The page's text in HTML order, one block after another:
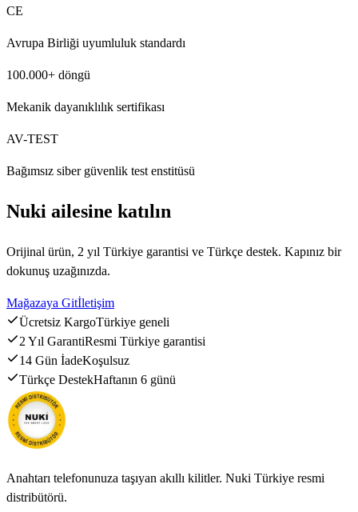
CE
Avrupa Birliği uyumluluk standardı
100.000+ döngü
Mekanik dayanıklılık sertifikası
AV-TEST
Bağımsız siber güvenlik test enstitüsü
Nuki ailesine katılın
Orijinal ürün, 2 yıl Türkiye garantisi ve Türkçe destek. Kapınız bir
dokunuş uzağınızda.
Mağazaya Gitİletişim
Ücretsiz KargoTürkiye geneli
2 Yıl GarantiResmi Türkiye garantisi
14 Gün İadeKoşulsuz
Türkçe DestekHaftanın 6 günü
Anahtarı telefonunuza taşıyan akıllı kilitler. Nuki Türkiye resmi
distribütörü.